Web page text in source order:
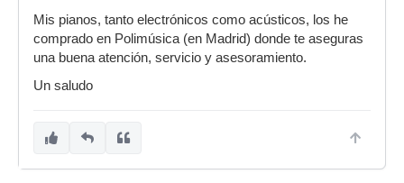
Mis pianos, tanto electrónicos como acústicos, los he
comprado en Polimúsica (en Madrid) donde te aseguras
una buena atención, servicio y asesoramiento.
Un saludo